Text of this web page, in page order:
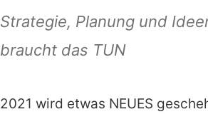
Strategie, Planung und
braucht das TUN
2021 wird etwas NEUES